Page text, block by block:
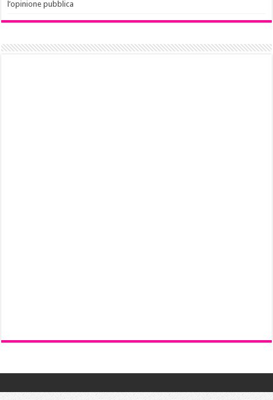
l’opinione pubblica